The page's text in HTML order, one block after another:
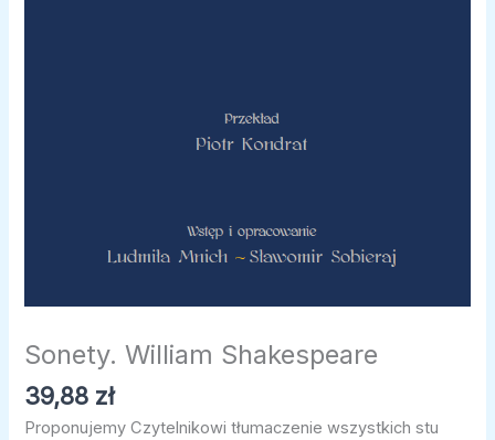
Sonety. William Shakespeare
39,88 zł
Proponujemy Czytelnikowi tłumaczenie wszystkich stu